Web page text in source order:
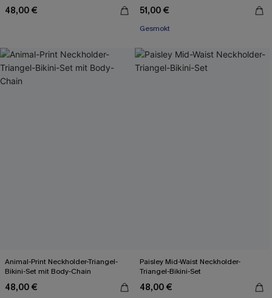
48,00 € 51,00 €
Gesmokt
Animal-Print Neckholder-Triangel-
Bikini-Set mit Body-Chain
48,00 €
Paisley Mid-Waist Neckholder-
Triangel-Bikini-Set
48,00 €